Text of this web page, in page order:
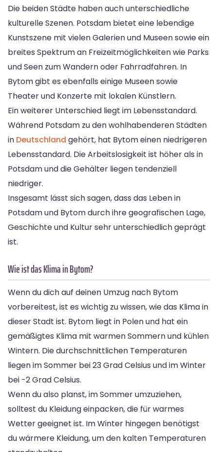
Die beiden Städte haben auch unterschiedliche
kulturelle Szenen. Potsdam bietet eine lebendige
Kunstszene mit vielen Galerien und Museen sowie ein
breites Spektrum an Freizeitmöglichkeiten wie Parks
und Seen zum Wandern oder Fahrradfahren. In
Bytom gibt es ebenfalls einige Museen sowie
Theater und Konzerte mit lokalen Künstlern.
Ein weiterer Unterschied liegt im Lebensstandard.
Während Potsdam zu den wohlhabenderen Städten
in Deutschland gehört, hat Bytom einen niedrigeren
Lebensstandard. Die Arbeitslosigkeit ist höher als in
Potsdam und die Gehälter liegen tendenziell
niedriger.
Insgesamt lässt sich sagen, dass das Leben in
Potsdam und Bytom durch ihre geografischen Lage,
Geschichte und Kultur sehr unterschiedlich geprägt
ist.
Wie ist das Klima in Bytom?
Wenn du dich auf deinen Umzug nach Bytom
vorbereitest, ist es wichtig zu wissen, wie das Klima in
dieser Stadt ist. Bytom liegt in Polen und hat ein
gemäßigtes Klima mit warmen Sommern und kühlen
Wintern. Die durchschnittlichen Temperaturen
liegen im Sommer bei 23 Grad Celsius und im Winter
bei -2 Grad Celsius.
Wenn du also planst, im Sommer umzuziehen,
solltest du Kleidung einpacken, die für warmes
Wetter geeignet ist. Im Winter hingegen benötigst
du wärmere Kleidung, um den kalten Temperaturen